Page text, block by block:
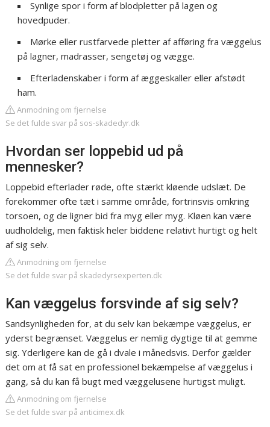
Synlige spor i form af blodpletter på lagen og
hovedpuder.
Mørke eller rustfarvede pletter af afføring fra væggelus
på lagner, madrasser, sengetøj og vægge.
Efterladenskaber i form af æggeskaller eller afstødt
ham.
Anmodning om fjernelse
Se det fulde svar på sos-skadedyr.dk
Hvordan ser loppebid ud på
mennesker?
Loppebid efterlader røde, ofte stærkt kløende udslæt. De
forekommer ofte tæt i samme område, fortrinsvis omkring
torsoen, og de ligner bid fra myg eller myg. Kløen kan være
uudholdelig, men faktisk heler biddene relativt hurtigt og helt
af sig selv.
Anmodning om fjernelse
Se det fulde svar på skadedyrsexperten.dk
Kan væggelus forsvinde af sig selv?
Sandsynligheden for, at du selv kan bekæmpe væggelus, er
yderst begrænset. Væggelus er nemlig dygtige til at gemme
sig. Yderligere kan de gå i dvale i månedsvis. Derfor gælder
det om at få sat en professionel bekæmpelse af væggelus i
gang, så du kan få bugt med væggelusene hurtigst muligt.
Anmodning om fjernelse
Se det fulde svar på anticimex.dk